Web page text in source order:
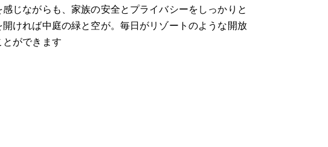
じながらも、家族の安全とプライバシーをしっかりと
ければ中庭の緑と空が。毎日がリゾートのような開放
ができます